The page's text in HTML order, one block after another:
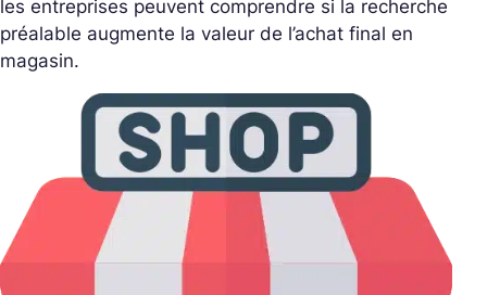
les entreprises peuvent comprendre si la recherche
préalable augmente la valeur de l’achat final en
magasin.